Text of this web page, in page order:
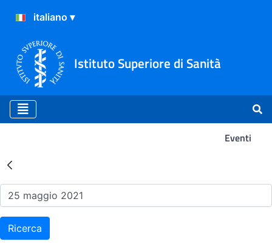
Istituto Superiore di Sanità
Eventi
Risultati della Ricerca -
Ricerca